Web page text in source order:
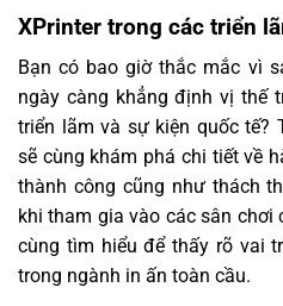
XPrinter trong các triển
Bạn có bao giờ thắc mắc vì
ngày càng khẳng định vị thế
triển lãm và sự kiện quốc tế?
sẽ cùng khám phá chi tiết về
thành công cũng như thách
khi tham gia vào các sân chơi
cùng tìm hiểu để thấy rõ vai
trong ngành in ấn toàn cầu.